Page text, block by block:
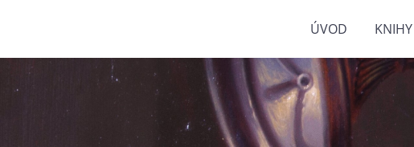
ÚVOD KNIHY